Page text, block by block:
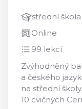
střední škola
Online
99 lekcí
Zvýhodněný
a českého
na střední
10 cvičných